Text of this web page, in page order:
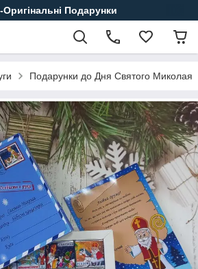
Подарунки
Подарунки до Дня Святого Миколая